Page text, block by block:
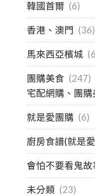
韓國首爾 (6)
香港、澳門 (36)
馬來西亞檳城
團購美食 (247)
宅配網購、團
就是愛團購 (6)
廚房食譜(就是
會怕不要看鬼故
未分類 (23)